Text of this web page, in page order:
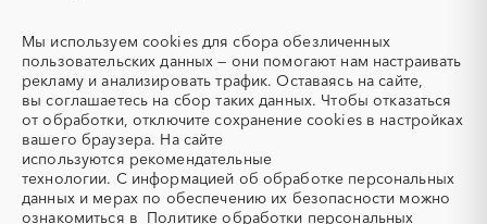
Акварель
Аквариумы
Аккумуляторы
Алкогольная продукция
Алмазное бурение
Алмазная резка
Алюминиевые
конструкции
Алюминиевые профили
Алюминий
Аммоний
Ангар
Антенны
Рязанская область
Самарская область
Саратовская область
Сахалинская область
Свердловская область
Северная Осетия - Алания
Смоленская область
Ставропольский край
Тамбовская область
Татарстан
Тверская область
Томская область
Тульская область
Тыва
Мы используем cookies для сбора обезличенных
пользовательских данных — они помогают нам настраивать
рекламу и анализировать трафик. Оставаясь на сайте,
вы соглашаетесь на сбор таких данных. Чтобы отказаться
от обработки, отключите сохранение cookies в настройках
вашего браузера. На сайте
используются рекомендательные
технологии. С информацией об обработке персональных
данных и мерах по обеспечению их безопасности можно
ознакомиться в Политике обработки персональных